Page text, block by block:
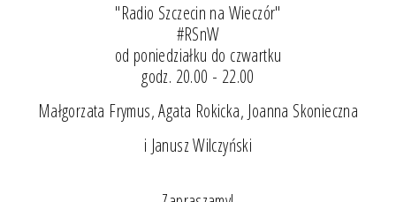
"Radio Szczecin na Wieczór"
#RSnW
od poniedziałku do czwartku
godz. 20.00 - 22.00
Małgorzata Frymus, Agata Rokicka, Joanna Skonieczna
i Janusz Wilczyński